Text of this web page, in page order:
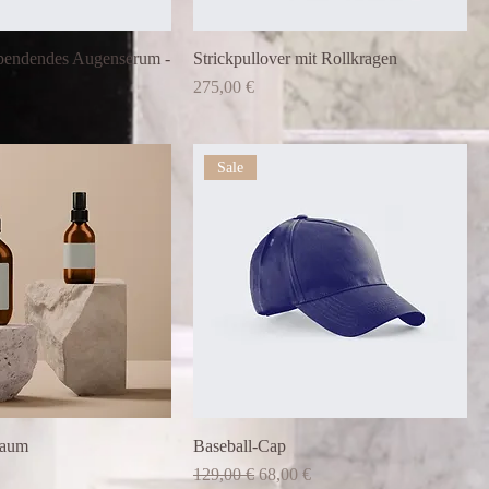
Augenserum -
Strickpullover mit Rollkragen
Preis
275,00 €
Sale
Baseball-Cap
Standardpreis
129,00 €Sale-Preis
68,00 €